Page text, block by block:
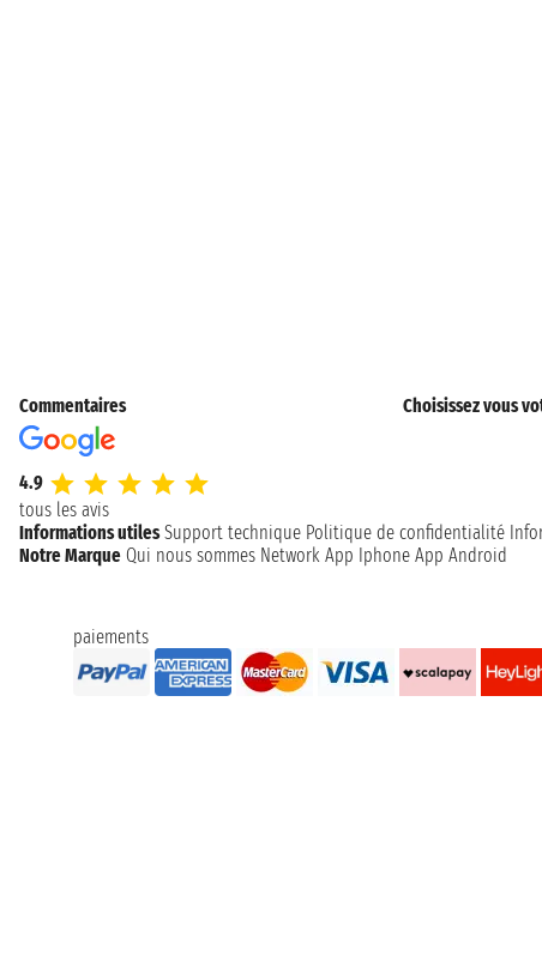
Commentaires
4.9
tous les avis
Choisissez vous
Informations utiles Support technique Politique de confidentialité
Notre Marque Qui nous sommes Network App Iphone App Android
paiements